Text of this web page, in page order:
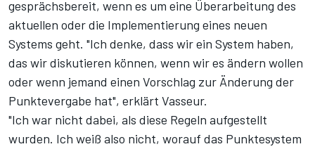
gesprächsbereit, wenn es um eine Überarbeitung des
aktuellen oder die Implementierung eines neuen
Systems geht. "Ich denke, dass wir ein System haben,
das wir diskutieren können, wenn wir es ändern wollen
oder wenn jemand einen Vorschlag zur Änderung der
Punktevergabe hat", erklärt Vasseur.
"Ich war nicht dabei, als diese Regeln aufgestellt
wurden. Ich weiß also nicht, worauf das Punktesystem